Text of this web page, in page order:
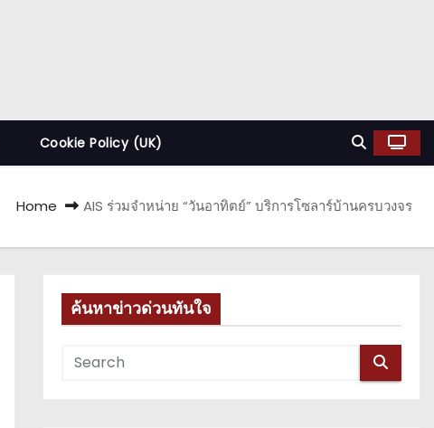
Cookie Policy (UK)
Home AIS ร่วมจำหน่าย “วันอาทิตย์” บริการโซลาร์บ้านครบวงจร
ค้นหาข่าวด่วนทันใจ